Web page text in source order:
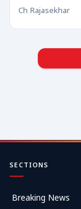
Ch Rajasekhar
SECTIONS
Breaking News